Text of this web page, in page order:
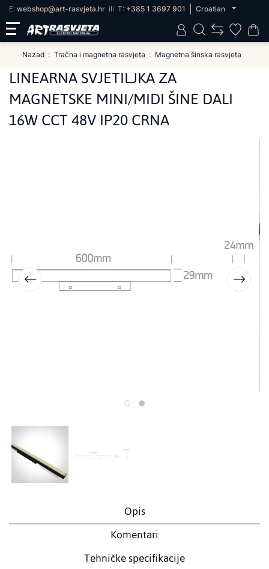
E: webshop@art-rasvjeta.hr ili T: +385 1 3697 901 Croatian
Nazad Tračna i magnetna rasvjeta Magnetna šinska rasvjeta
LINEARNA SVJETILJKA ZA
MAGNETSKE MINI/MIDI ŠINE DALI
16W CCT 48V IP20 CRNA
Opis
Komentari
Tehničke specifikacije